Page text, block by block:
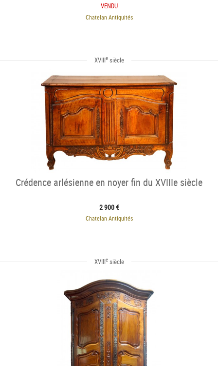
VENDU
Chatelan Antiquités
XVIIIesiècle
Crédence arlésienne en noyer fin du XVIIIe siècle
2 900 €
Chatelan Antiquités
XVIIIesiècle